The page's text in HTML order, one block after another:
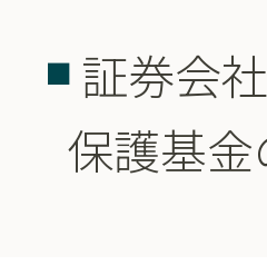
証券会
保護基